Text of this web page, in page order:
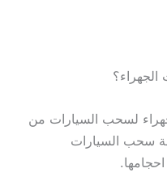
لسحب السيارات من
سحب السيارات